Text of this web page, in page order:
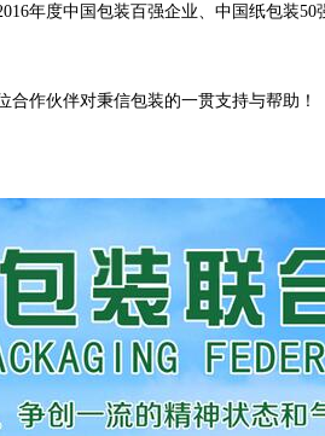
年度中国包装百强企业、中国纸包装
作伙伴对秉信包装的一贯支持与帮助！